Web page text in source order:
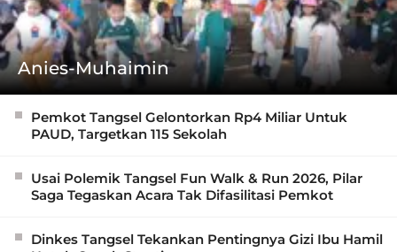
Anies-Muhaimin
Pemkot Tangsel Gelontorkan Rp4 Miliar Untuk
PAUD, Targetkan 115 Sekolah
Usai Polemik Tangsel Fun Walk & Run 2026, Pilar
Saga Tegaskan Acara Tak Difasilitasi Pemkot
Dinkes Tangsel Tekankan Pentingnya Gizi Ibu Hamil